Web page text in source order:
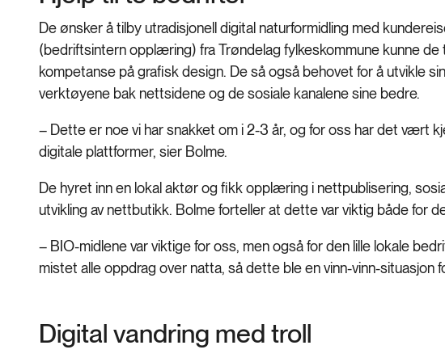
De ønsker å tilby utradisjonell digital naturformidling med
(bedriftsintern opplæring) fra Trøndelag fylkeskommune kunne de
kompetanse på grafisk design. De så også behovet for å utvikle
verktøyene bak nettsidene og de sosiale kanalene sine bedre.
– Dette er noe vi har snakket om i 2-3 år, og for oss har det vært
digitale plattformer, sier Bolme.
De hyret inn en lokal aktør og fikk opplæring i nettpublisering,
utvikling av nettbutikk. Bolme forteller at dette var viktig både for
– BIO-midlene var viktige for oss, men også for den lille lokale
mistet alle oppdrag over natta, så dette ble en vinn-vinn-situasjon
Digital vandring med troll